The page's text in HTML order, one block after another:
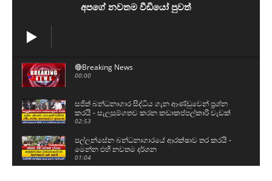
අපගේ නවතම වීඩියෝ පුවත්
🔴Breaking News
00:00
සජිත් බන්ධනාගාර සිද්ධිය ගැන ආණ්ඩුවෙන් ප්‍රශ්න
කරයි - සැලසුම්ගතව කරන කඩාකප්පල්කාරි වැඩක්
02:53
පල්ලන්සේන බන්ධනාගාරයේ ආරක්ෂාව තර කරයි -
මෙන්න එහි නවතම දර්ශන
01:04